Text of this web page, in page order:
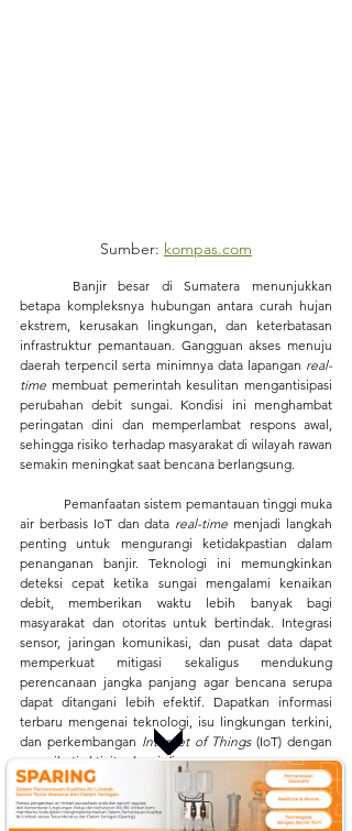
Sumber: kompas.com
betapa kompleksnya hubungan antara curah hujan
ekstrem, kerusakan lingkungan, dan keterbatasan
infrastruktur pemantauan. Gangguan akses menuju
daerah terpencil serta minimnya data lapangan real-
time membuat pemerintah kesulitan mengantisipasi
perubahan debit sungai. Kondisi ini menghambat
peringatan dini dan memperlambat respons awal,
sehingga risiko terhadap masyarakat di wilayah rawan
semakin meningkat saat bencana berlangsung.
air berbasis IoT dan data real-time menjadi langkah
penting untuk mengurangi ketidakpastian dalam
penanganan banjir. Teknologi ini memungkinkan
deteksi cepat ketika sungai mengalami kenaikan
debit, memberikan waktu lebih banyak bagi
masyarakat dan otoritas untuk bertindak. Integrasi
sensor, jaringan komunikasi, dan pusat data dapat
memperkuat mitigasi sekaligus mendukung
perencanaan jangka panjang agar bencana serupa
dapat ditangani lebih efektif. Dapatkan informasi
terbaru mengenai teknologi, isu lingkungan terkini,
dan perkembangan Internet of Things (IoT) dengan
mengikuti aktivitas kami di:
Website: mertani.co.id
YouTube: mertani official